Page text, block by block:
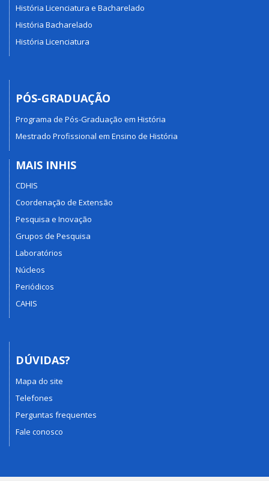
História Licenciatura e Bacharelado
História Bacharelado
História Licenciatura
PÓS-GRADUAÇÃO
Programa de Pós-Graduação em História
Mestrado Profissional em Ensino de História
MAIS INHIS
CDHIS
Coordenação de Extensão
Pesquisa e Inovação
Grupos de Pesquisa
Laboratórios
Núcleos
Periódicos
CAHIS
DÚVIDAS?
Mapa do site
Telefones
Perguntas frequentes
Fale conosco